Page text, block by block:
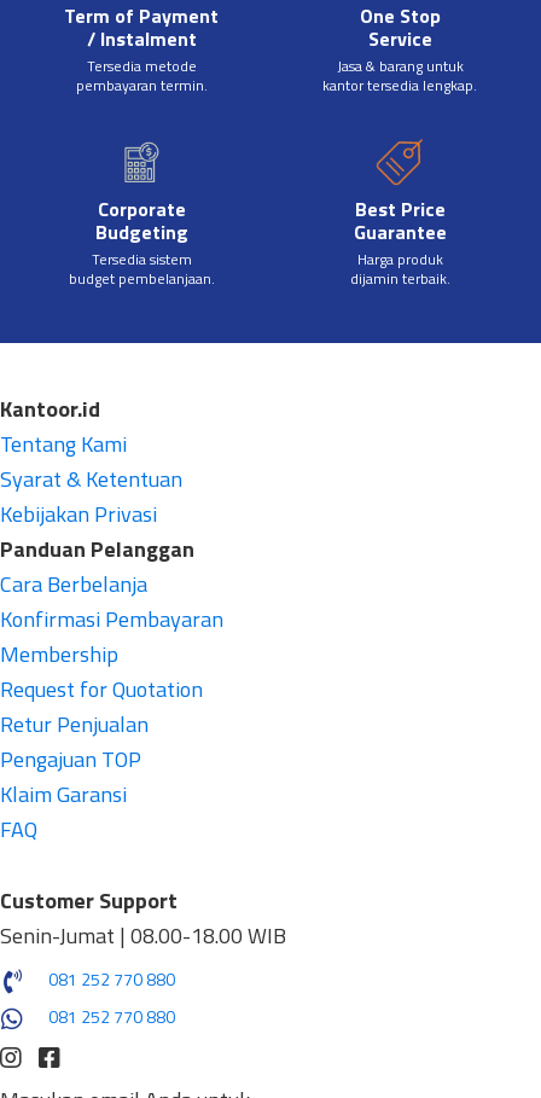
Term of Payment
/ Instalment
Tersedia metode
pembayaran termin.
One Stop
Service
Jasa & barang untuk
kantor tersedia lengkap.
Corporate
Budgeting
Tersedia sistem
budget pembelanjaan.
Best Price
Guarantee
Harga produk
dijamin terbaik.
Kantoor.id
Tentang Kami
Syarat & Ketentuan
Kebijakan Privasi
Panduan Pelanggan
Cara Berbelanja
Konfirmasi Pembayaran
Membership
Request for Quotation
Retur Penjualan
Pengajuan TOP
Klaim Garansi
FAQ
Customer Support
Senin-Jumat | 08.00-18.00 WIB
081 252 770 880
081 252 770 880